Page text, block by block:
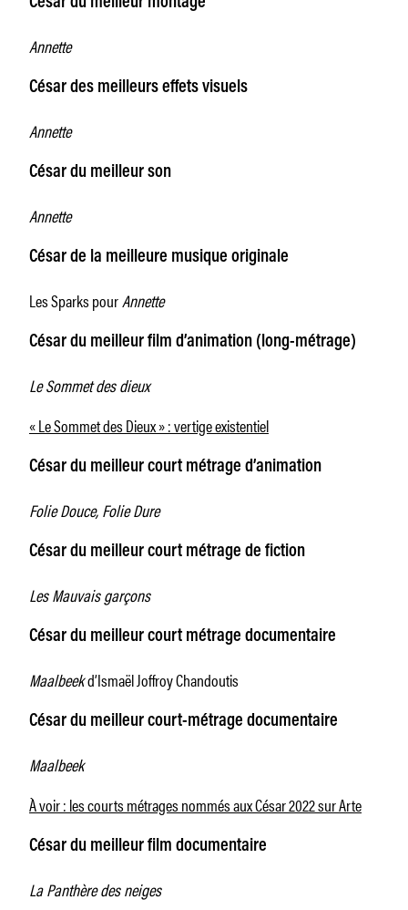
Annette
César des meilleurs effets visuels
Annette
César du meilleur son
Annette
César de la meilleure musique originale
Les Sparks pourAnnette
César du meilleur film d’animation (long-métrage)
Le Sommet des dieux
« Le Sommet des Dieux » : vertige existentiel
César du meilleur court métrage d’animation
Folie Douce, Folie Dure
César du meilleur court métrage de fiction
Les Mauvais garçons
César du meilleur court métrage documentaire
Maalbeekd’Ismaël Joffroy Chandoutis
César du meilleur court-métrage documentaire
Maalbeek
À voir : les courts métrages nommés aux César 2022 sur Arte
César du meilleur film documentaire
La Panthère des neiges